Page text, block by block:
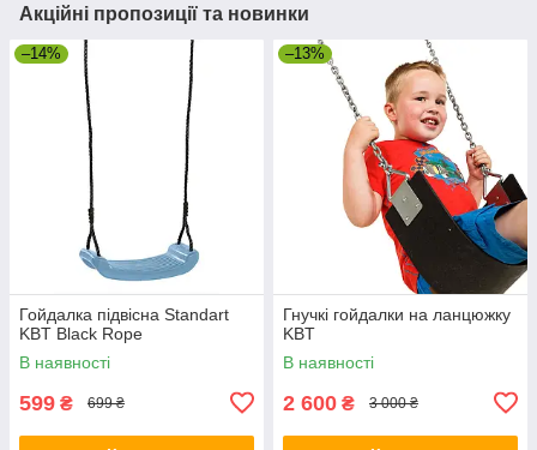
Акційні пропозиції та новинки
–14%
Гойдалка підвісна Standart
KBT Black Rope
В наявності
599 ₴ 699 ₴
–13%
Гнучкі гойдалки на ланцюжку
KBT
В наявності
2 600 ₴ 3 000 ₴